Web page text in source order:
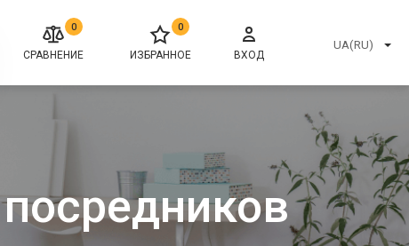
0
СРАВНЕНИЕ
0
ИЗБРАННОЕ ВХОД
UA(RU)
посредников